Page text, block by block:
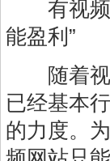
有视频
能盈利”
随着视
已经基本
的力度。